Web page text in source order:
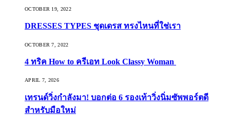
OCTOBER 19, 2022
DRESSES TYPES ชุดเดรส ทรงไหนที่ใช่เรา
OCTOBER 7, 2022
4 ทริค How to ครีเอท Look Classy Woman
APRIL 7, 2026
เทรนด์วิ่งกำลังมา! บอกต่อ 6 รองเท้าวิ่งนิ่มซัพพอร์ตดี
สำหรับมือใหม่